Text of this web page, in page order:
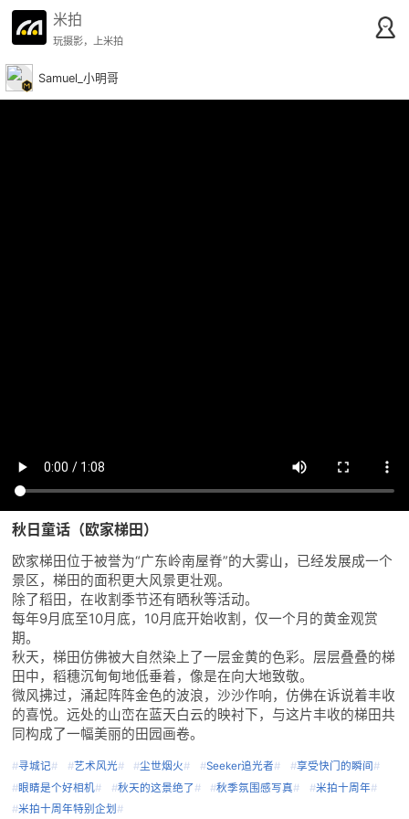
米拍
玩摄影，上米拍
Samuel_小明哥
秋日童话（欧家梯田）
欧家梯田位于被誉为“广东岭南屋脊”的大雾山，已经发展成一个
景区，梯田的面积更大风景更壮观。
除了稻田，在收割季节还有晒秋等活动。
每年9月底至10月底，10月底开始收割，仅一个月的黄金观赏
期。
秋天，梯田仿佛被大自然染上了一层金黄的色彩。层层叠叠的梯
田中，稻穗沉甸甸地低垂着，像是在向大地致敬。
微风拂过，涌起阵阵金色的波浪，沙沙作响，仿佛在诉说着丰收
的喜悦。远处的山峦在蓝天白云的映衬下，与这片丰收的梯田共
同构成了一幅美丽的田园画卷。
#寻城记# #艺术风光# #尘世烟火# #Seeker追光者# #享受快门的瞬间 #
#眼睛是个好相机# #秋天的这景绝了# #秋季氛围感写真# #米拍十周年#
#米拍十周年特别企划 #